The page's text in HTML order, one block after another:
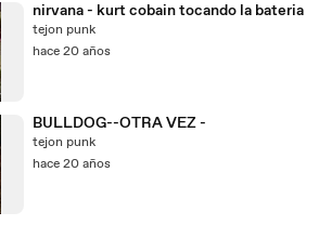
nirvana - kurt cobain tocando la bateria
tejon punk
hace 20 años
BULLDOG--OTRA VEZ -
tejon punk
hace 20 años